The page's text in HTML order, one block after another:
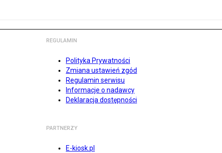
REGULAMIN
Polityka Prywatności
Zmiana ustawień zgód
Regulamin serwisu
Informacje o nadawcy
Deklaracja dostępności
PARTNERZY
E-kiosk.pl